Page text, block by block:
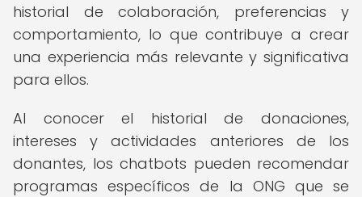
historial de colaboración, preferencias y
comportamiento, lo que contribuye a crear
una experiencia más relevante y significativa
para ellos.
Al conocer el historial de donaciones,
intereses y actividades anteriores de los
donantes, los chatbots pueden recomendar
programas específicos de la ONG que se